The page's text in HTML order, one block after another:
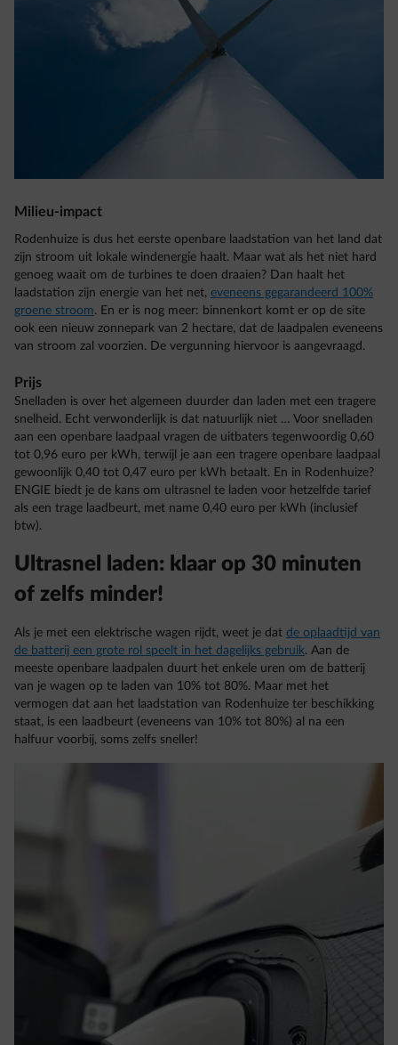
Milieu-impact
Rodenhuize is dus het eerste openbare laadstation van het land dat
zijn stroom uit lokale windenergie haalt. Maar wat als het niet hard
genoeg waait om de turbines te doen draaien? Dan haalt het
laadstation zijn energie van het net, eveneens gegarandeerd 100%
groene stroom. En er is nog meer: binnenkort komt er op de site
ook een nieuw zonnepark van 2 hectare, dat de laadpalen eveneens
van stroom zal voorzien. De vergunning hiervoor is aangevraagd.
Prijs
Snelladen is over het algemeen duurder dan laden met een tragere
snelheid. Echt verwonderlijk is dat natuurlijk niet … Voor snelladen
aan een openbare laadpaal vragen de uitbaters tegenwoordig 0,60
tot 0,96 euro per kWh, terwijl je aan een tragere openbare laadpaal
gewoonlijk 0,40 tot 0,47 euro per kWh betaalt. En in Rodenhuize?
ENGIE biedt je de kans om ultrasnel te laden voor hetzelfde tarief
als een trage laadbeurt, met name 0,40 euro per kWh (inclusief
btw).
Ultrasnel laden: klaar op 30 minuten
of zelfs minder!
Als je met een elektrische wagen rijdt, weet je dat de oplaadtijd van
de batterij een grote rol speelt in het dagelijks gebruik. Aan de
meeste openbare laadpalen duurt het enkele uren om de batterij
van je wagen op te laden van 10% tot 80%. Maar met het
vermogen dat aan het laadstation van Rodenhuize ter beschikking
staat, is een laadbeurt (eveneens van 10% tot 80%) al na een
halfuur voorbij, soms zelfs sneller!